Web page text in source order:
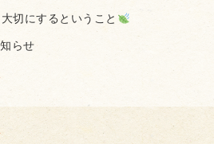
切にするということ
らせ